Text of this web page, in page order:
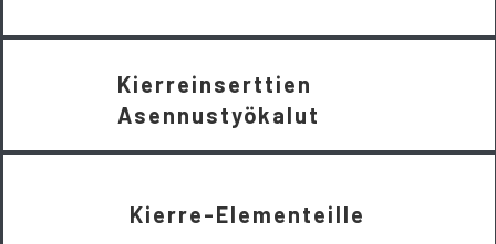
Kierreinserttien
Asennustyökalut
Kierre-Elementeille